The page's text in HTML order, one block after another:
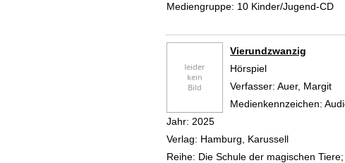
Mediengruppe: 10 Kinder/Jugend-CD
Vierundzwanzig
Hörspiel
Verfasser: Auer, Margit
Medienkennzeichen:
Jahr: 2025
Verlag: Hamburg, Karussell
Reihe: Die Schule der magischen